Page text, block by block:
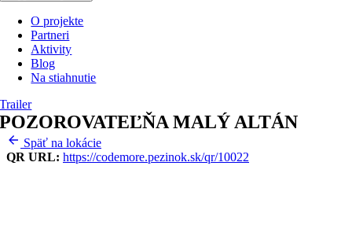
O projekte
Partneri
Aktivity
Blog
Na stiahnutie
Trailer
POZOROVATEĽŇA MALÝ ALTÁN
Späť na lokácie
QR URL: https://codemore.pezinok.sk/qr/10022